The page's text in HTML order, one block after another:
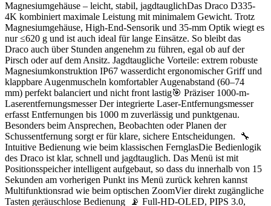
Magnesiumgehäuse – leicht, stabil, jagdtauglichDas Draco D335-
4K kombiniert maximale Leistung mit minimalem Gewicht. Trotz
Magnesiumgehäuse, High-End-Sensorik und 35-mm Optik wiegt es
nur ≤620 g und ist auch ideal für lange Einsätze. So bleibt das
Draco auch über Stunden angenehm zu führen, egal ob auf der
Pirsch oder auf dem Ansitz. Jagdtaugliche Vorteile: extrem robuste
Magnesiumkonstruktion IP67 wasserdicht ergonomischer Griff und
klappbare Augenmuscheln komfortabler Augenabstand (60–74
mm) perfekt balanciert und nicht front lastig🎯 Präziser 1000-m-
Laserentfernungsmesser Der integrierte Laser-Entfernungsmesser
erfasst Entfernungen bis 1000 m zuverlässig und punktgenau.
Besonders beim Ansprechen, Beobachten oder Planen der
Schussentfernung sorgt er für klare, sichere Entscheidungen. 🔧
Intuitive Bedienung wie beim klassischen FernglasDie Bedienlogik
des Draco ist klar, schnell und jagdtauglich. Das Menü ist mit
Positionsspeicher intelligent aufgebaut, so dass du innerhalb von 15
Sekunden am vorherigen Punkt ins Menü zurück kehren kannst
Multifunktionsrad wie beim optischen ZoomVier direkt zugängliche
Tasten geräuschlose Bedienung 📡 Full-HD-OLED, PIPS 3.0,